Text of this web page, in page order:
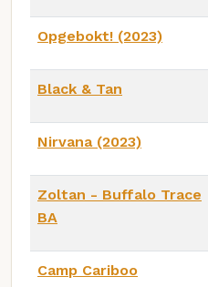
Opgebokt! (2023)
Black & Tan
Nirvana (2023)
Zoltan - Buffalo Trace
BA
Camp Cariboo